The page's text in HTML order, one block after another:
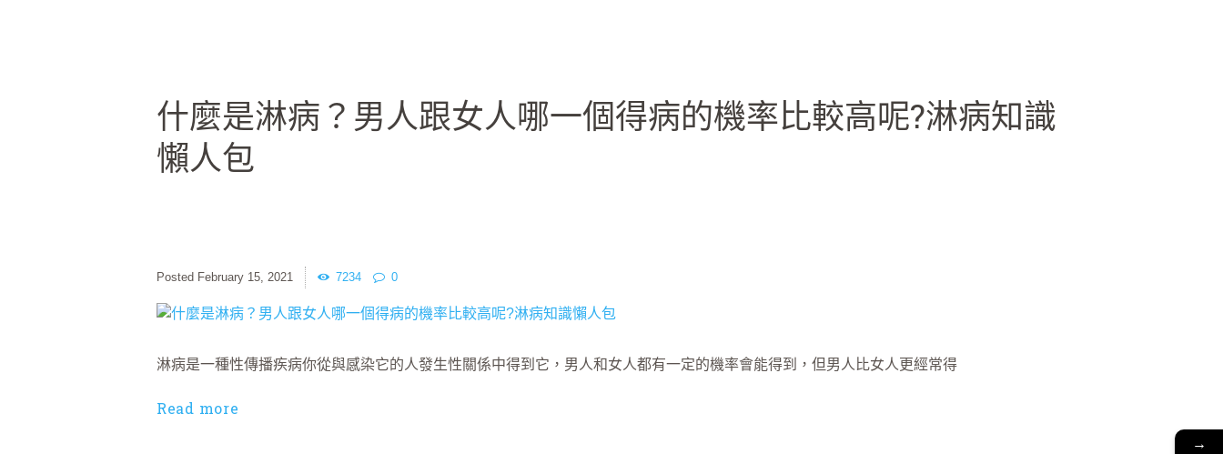
什麼是淋病？男人跟女人哪一個得病的機率比較高呢?淋病知識
懶人包
February 15, 2021 7234 0
淋病是一種性傳播疾病你從與感染它的人發生性關係中得到它，男人和女人都有一定的機率會能得到，但男人比女人更經常得
Read more
→